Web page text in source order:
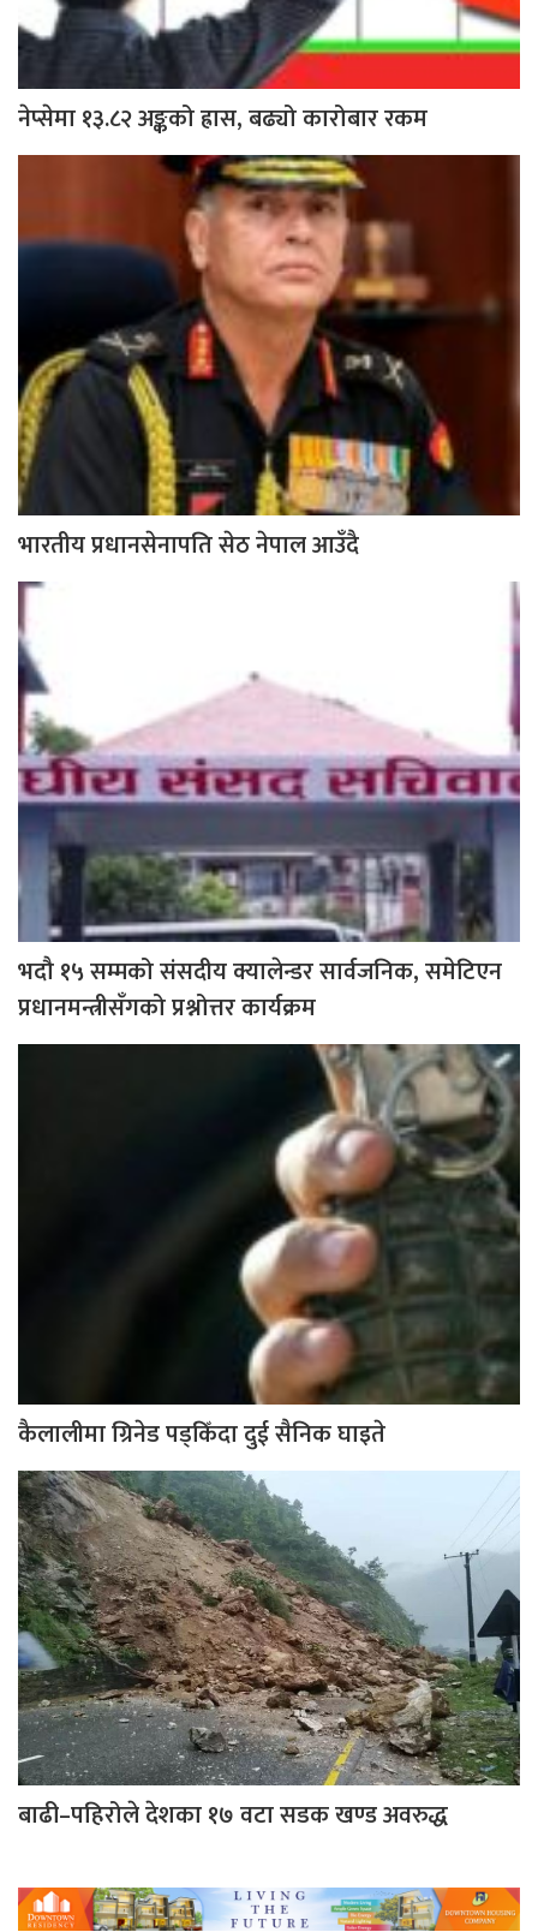
नेप्सेमा १३.८२ अङ्कको ह्रास, बढ्यो कारोबार रकम
भारतीय प्रधानसेनापति सेठ नेपाल आउँदै
भदौ १५ सम्मको संसदीय क्यालेन्डर सार्वजनिक, समेटिएन
प्रधानमन्त्रीसँगको प्रश्नोत्तर कार्यक्रम
कैलालीमा ग्रिनेड पड्किँदा दुई सैनिक घाइते
बाढी–पहिरोले देशका १७ वटा सडक खण्ड अवरुद्ध